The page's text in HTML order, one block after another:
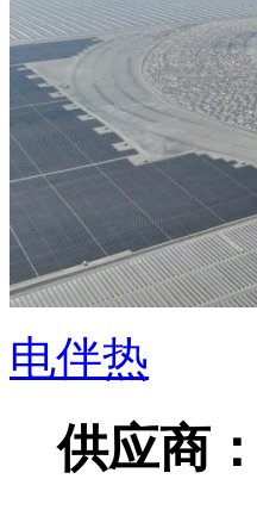
电伴热
供应商：